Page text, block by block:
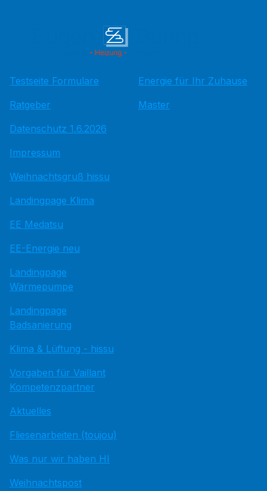
Testseite Formulare
Ratgeber
Datenschutz 1.6.2026
Impressum
Weihnachtsgruß hissu
Landingpage Klima
EE Medatsu
EE-Energie neu
Landingpage
Wärmepumpe
Landingpage
Badsanierung
Klima & Lüftung - hissu
Vorgaben für Vaillant
Kompetenzpartner
Aktuelles
Fliesenarbeiten (toujou)
Was nur wir haben HI
Weihnachtspost
Energie für Ihr Zuhause
Master